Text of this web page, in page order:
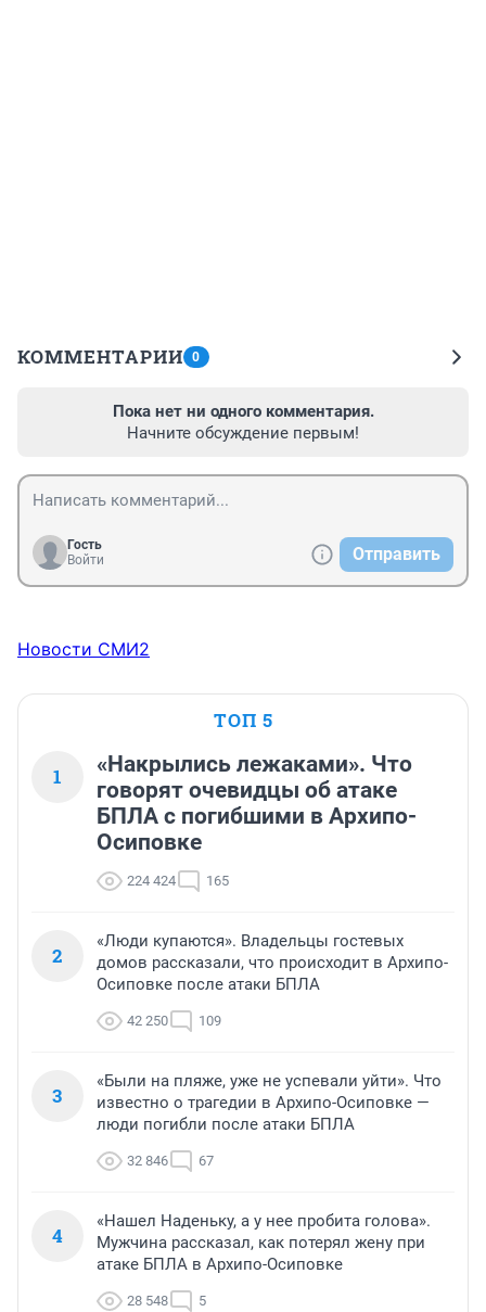
КОММЕНТАРИИ 0
Пока нет ни одного комментария.
Начните обсуждение первым!
Гость
Войти
Отправить
Новости СМИ2
ТОП 5
1
«Накрылись лежаками». Что
говорят очевидцы об атаке
БПЛА с погибшими в Архипо-
Осиповке
224 424 165
2
«Люди купаются». Владельцы гостевых
домов рассказали, что происходит в Архипо-
Осиповке после атаки БПЛА
42 250 109
3
«Были на пляже, уже не успевали уйти». Что
известно о трагедии в Архипо-Осиповке —
люди погибли после атаки БПЛА
32 846 67
4
«Нашел Наденьку, а у нее пробита голова».
Мужчина рассказал, как потерял жену при
атаке БПЛА в Архипо-Осиповке
28 548 5